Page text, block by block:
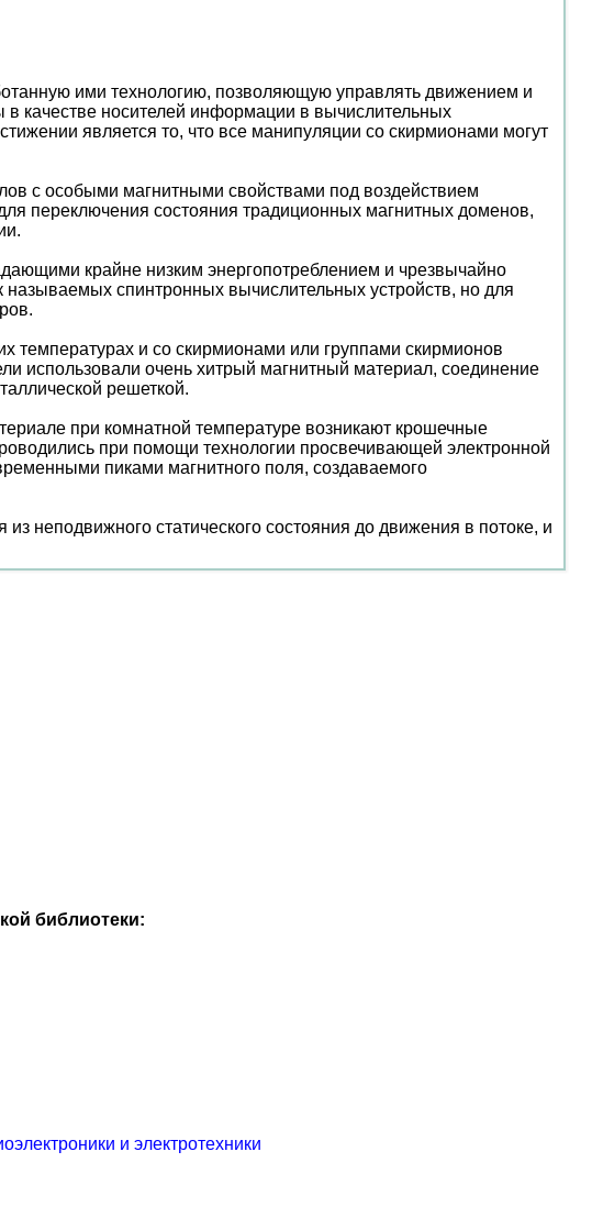
ими технологию, позволяющую управлять движением и
качестве носителей информации в вычислительных
является то, что все манипуляции со скирмионами могут
с особыми магнитными свойствами под воздействием
переключения состояния традиционных магнитных доменов,
крайне низким энергопотреблением и чрезвычайно
спинтронных вычислительных устройств, но для
температурах и со скирмионами или группами скирмионов
использовали очень хитрый магнитный материал, соединение
решеткой.
при комнатной температуре возникают крошечные
при помощи технологии просвечивающей электронной
пиками магнитного поля, создаваемого
неподвижного статического состояния до движения в потоке, и
библиотеки:
и электротехники